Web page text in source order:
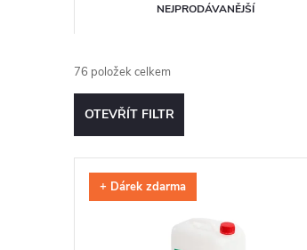
a
z
e
n
NEJPRODÁVANĚJŠÍ
76 položek celkem
OTEVŘÍT FILTR
V+ Dárek zdarma